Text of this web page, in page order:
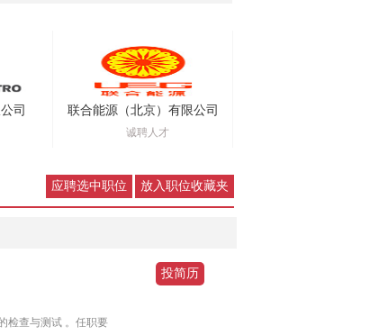
司 联合能源（北京）有限公司
诚聘人才
检查与测试 。任职要